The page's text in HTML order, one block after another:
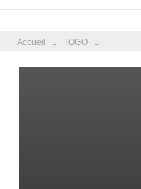
Accueil TOGO